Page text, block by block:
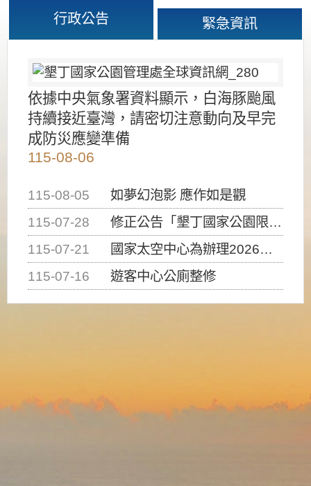
行政公告 緊急資訊
依據中央氣象署資料顯示，白海豚颱風
持續接近臺灣，請密切注意動向及早完
成防災應變準備
115-08-06
115-08-05
如夢幻泡影 應作如是觀
115-07-28
修正公告「墾丁國家公園限制水域遊憩活動之種類、範圍、時間及行為」，自即日生效。
115-07-21
國家太空中心為辦理2026台灣盃火箭競賽，陸、海、空域警戒及協調相關事宜，因颱風備案事宜
115-07-16
遊客中心公廁整修